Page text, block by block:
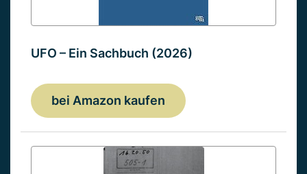
UFO – Ein Sachbuch (2026)
bei Amazon kaufen